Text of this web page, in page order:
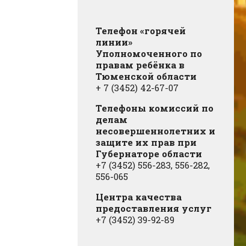
Телефон «горячей
линии»
Уполномоченного по
правам ребёнка в
Тюменской области
+ 7 (3452) 42-67-07
Телефоны комиссий по
делам
несовершеннолетних и
защите их прав при
Губернаторе области
+7 (3452) 556-283, 556-282,
556-065
Центра качества
предоставления услуг
+7 (3452) 39-92-89